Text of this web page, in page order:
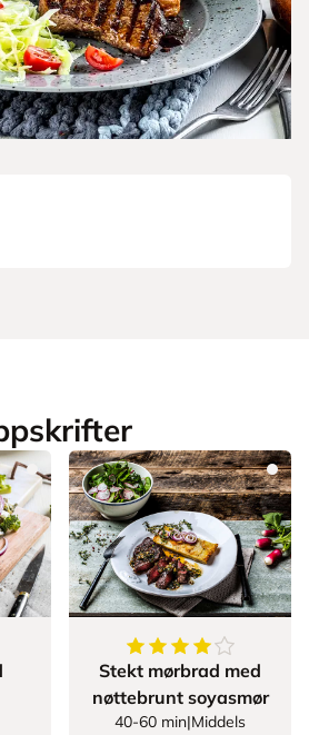
4av5stjerner
Stekt mørbrad med
nøttebrunt soyasmør
40-60 min|Middels